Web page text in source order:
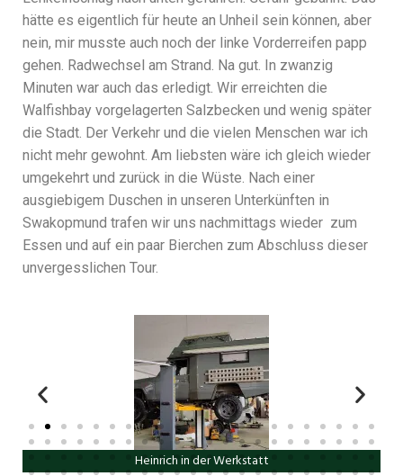
hätte es eigentlich für heute an Unheil sein können, aber
nein, mir musste auch noch der linke Vorderreifen papp
gehen. Radwechsel am Strand. Na gut. In zwanzig
Minuten war auch das erledigt. Wir erreichten die
Walfishbay vorgelagerten Salzbecken und wenig später
die Stadt. Der Verkehr und die vielen Menschen war ich
nicht mehr gewohnt. Am liebsten wäre ich gleich wieder
umgekehrt und zurück in die Wüste. Nach einer
ausgiebigem Duschen in unseren Unterkünften in
Swakopmund trafen wir uns nachmittags wieder zum
Essen und auf ein paar Bierchen zum Abschluss dieser
unvergesslichen Tour.
Feier in Swakopmund